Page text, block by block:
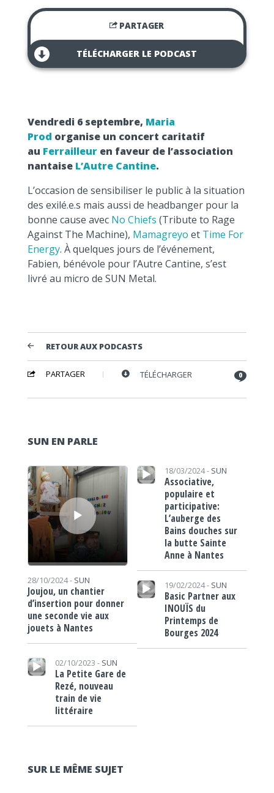
PARTAGER
TÉLÉCHARGER LE PODCAST
Vendredi 6 septembre, Maria
Prod organise un concert caritatif
au Ferrailleuren faveur de l’association
nantaise L’Autre Cantine.
L’occasion de sensibiliser le public à la situation
des exilé.e.s mais aussi de headbanger pour la
bonne cause avec No Chiefs (Tribute to Rage
Against The Machine), Mamagreyo et Time For
Energy. À quelques jours de l’événement,
Fabien, bénévole pour l’Autre Cantine, s’est
livré au micro de SUN Metal.
RETOUR AUX PODCASTS
PARTAGER TÉLÉCHARGER 0
SUN EN PARLE
Lecteur audio
28/10/2024 - SUN
Joujou, un chantier
d’insertion pour donner
une seconde vie aux
jouets à Nantes
Lecteur audio 18/03/2024 - SUN
Associative,
populaire et
participative:
L’auberge des
Bains douches sur
la butte Sainte
Anne à Nantes
Lecteur audio
19/02/2024 - SUN
Basic Partner aux
INOUÏS du
Printemps de
Bourges 2024
Lecteur audio
02/10/2023 - SUN
La Petite Gare de
Rezé, nouveau
train de vie
littéraire
SUR LE MÊME SUJET